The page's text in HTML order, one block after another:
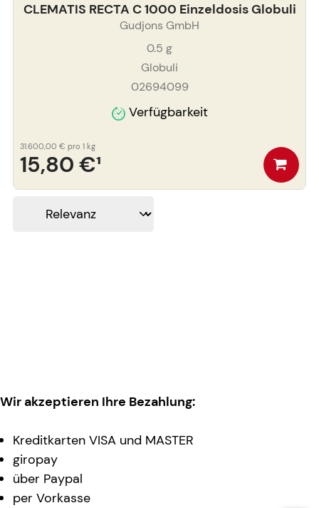
CLEMATIS RECTA C 1000 Einzeldosis Globuli
Gudjons GmbH
0.5 g
Globuli
02694099
Verfügbarkeit
15,80 €¹
31.600,00 € pro 1 kg
Wir akzeptieren Ihre Bezahlung:
Kreditkarten VISA und MASTER
giropay
über Paypal
per Vorkasse